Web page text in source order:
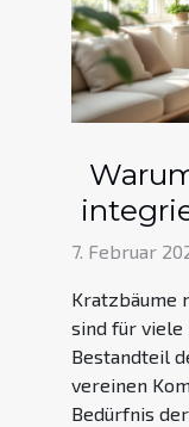
eine
7. Februar
Kratzbäume
sind für
Bestandteil
vereinen
Bedürfnis